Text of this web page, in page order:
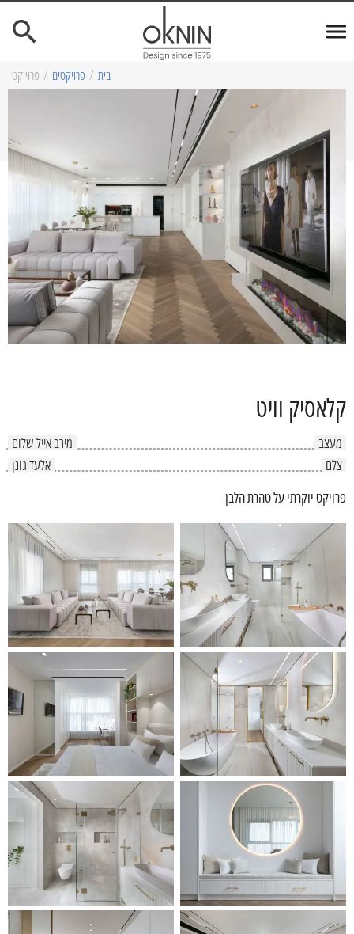
בית / פרויקטים / פרוייקט
קלאסיק וויט
מעצב
מירב אייל שלום
צלם
אלעד גונן
פרויקט יוקרתי על טהרת הלבן